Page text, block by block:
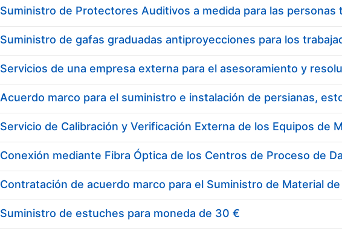
Mostrar/Ocultar
Acuerdo marco para el suministro e instalación de persianas,
Suministro de estuches para moneda de 30 €